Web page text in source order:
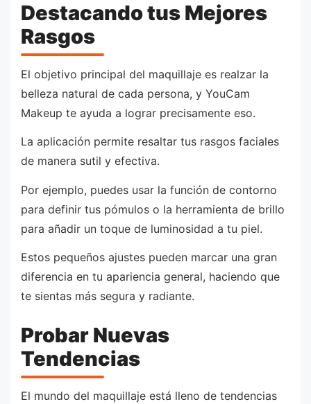
Destacando tus Mejores
Rasgos
El objetivo principal del maquillaje es realzar la
belleza natural de cada persona, y YouCam
Makeup te ayuda a lograr precisamente eso.
La aplicación permite resaltar tus rasgos faciales
de manera sutil y efectiva.
Por ejemplo, puedes usar la función de contorno
para definir tus pómulos o la herramienta de brillo
para añadir un toque de luminosidad a tu piel.
Estos pequeños ajustes pueden marcar una gran
diferencia en tu apariencia general, haciendo que
te sientas más segura y radiante.
Probar Nuevas
Tendencias
El mundo del maquillaje está lleno de tendencias